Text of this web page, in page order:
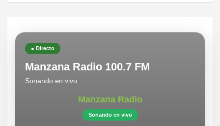
● Directo
Manzana Radio 100.7 FM
Sonando en vivo
Manzana Radio
Sonando en vivo